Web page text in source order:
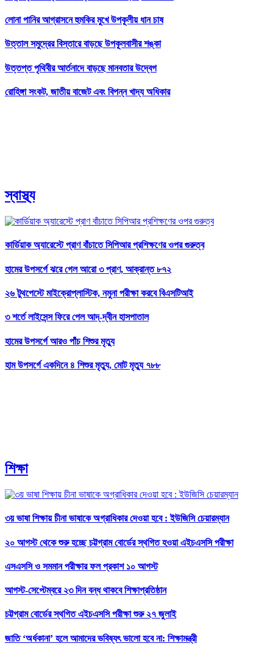
লোনা পানির আগ্রাসনে হুমকির মুখে উপকূলীয় ধান চাষ
উত্তাল সমুদ্রের বিস্তারে বাড়ছে উপকূলবাসীর শঙ্কা
উত্তপ্ত পৃথিবীর আর্তনাদে বাড়ছে মানবতার উদ্বেগ
রোহিঙ্গা সংকট, জাতীয় বাজেট এবং বিপন্ন খাদ্য অধিকার
স্বাস্থ্য
কার্ডিয়াক অ্যারেস্টে প্রাণ বাঁচাতে সিপিআর প্রশিক্ষণের ওপর গুরুত্ব
হামের উপসর্গে ঝরে গেল আরো ৩ প্রাণ, আক্রান্ত ৮৭২
২৬ টুথপেস্টে মাইক্রোপ্লাস্টিক, নমুনা পরীক্ষা করবে বিএসটিআই
৩ শর্তে লাইসেন্স ফিরে পেল আদ্-দ্বীন হাসপাতাল
হামের উপসর্গে আরও পাঁচ শিশুর মৃত্যু
হাম উপসর্গে একদিনে ৪ শিশুর মৃত্যু, মোট মৃত্যু ৭৮৮
শিক্ষা
৩য় ভাষা শিক্ষায় চীনা ভাষাকে অগ্রাধিকার দেওয়া হবে : ইউজিসি চেয়ারম্যান
২০ আগস্ট থেকে শুরু হচ্ছে চট্টগ্রাম বোর্ডের স্থগিত হওয়া এইচএসসি পরীক্ষা
এসএসসি ও সমমান পরীক্ষার ফল প্রকাশ ১০ আগস্ট
আগস্ট-সেপ্টেম্বরে ২৩ দিন বন্ধ থাকবে শিক্ষাপ্রতিষ্ঠান
চট্টগ্রাম বোর্ডের স্থগিত এইচএসসি পরীক্ষা শুরু ২৭ জুলাই
জাতি ‘অর্ধকানা’ হলে আমাদের ভবিষ্যৎ ভালো হবে না: শিক্ষামন্ত্রী